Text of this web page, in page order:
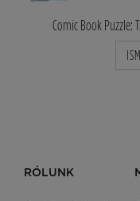
Comic Book Puzzle:
RÓLUNK